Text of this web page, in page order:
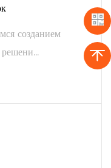
созданием